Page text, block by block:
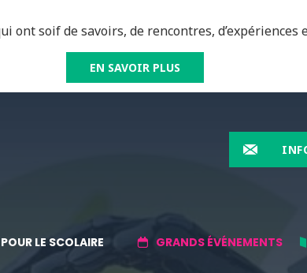
ont soif de savoirs, de rencontres, d’expériences
EN SAVOIR PLUS
POUR LE SCOLAIRE GRANDS ÉVÉNEMENTS